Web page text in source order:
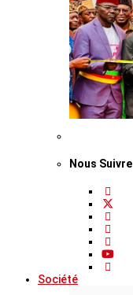
Nous Suivre
Société